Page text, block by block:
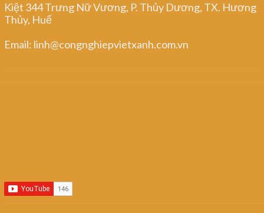
Kiệt 344 Trưng Nữ Vương, P. Thủy Dương, TX. Hương
Thủy, Huế
Email: linh@congnghiepvietxanh.com.vn